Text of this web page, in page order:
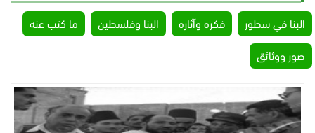
البنا في سطور فكره وآثاره البنا وفلسطين
ما كتب عنه
صور ووثائق